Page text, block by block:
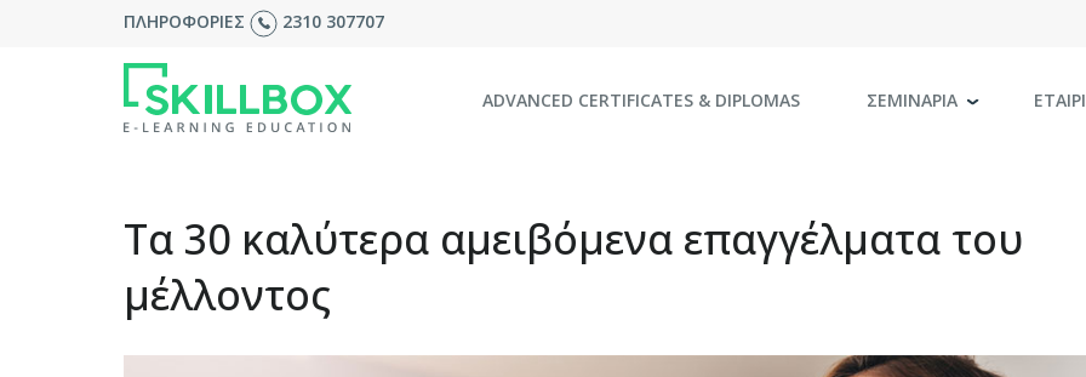
ΠΛΗΡΟΦΟΡΙΕΣ 2310 307707
ΣΕΜΙΝΑΡΙΑ
ADVANCED CERTIFICATES & DIPLOMAS
Τα 30 καλύτερα αμειβόμενα επαγγέλματα του
μέλλοντος